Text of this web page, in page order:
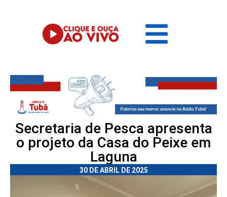
Secretaria de Pesca apresenta
o projeto da Casa do Peixe em
Laguna
30 DE ABRIL DE 2025